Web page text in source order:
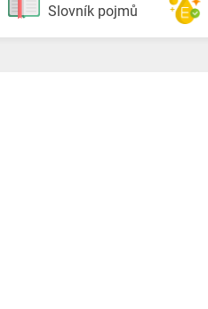
Slovník pojmů